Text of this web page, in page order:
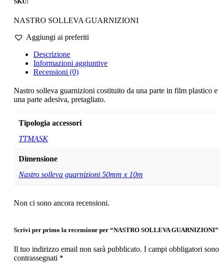
NASTRO SOLLEVA GUARNIZIONI
Aggiungi ai preferiti
Descrizione
Informazioni aggiuntive
Recensioni (0)
Nastro solleva guarnizioni costituito da una parte in film plastico e
una parte adesiva, pretagliato.
Tipologia accessori
TTMASK
Dimensione
Nastro solleva guarnizioni 50mm x 10m
Non ci sono ancora recensioni.
Scrivi per primo la recensione per “NASTRO SOLLEVA GUARNIZIONI”
Il tuo indirizzo email non sarà pubblicato. I campi obbligatori sono
contrassegnati *